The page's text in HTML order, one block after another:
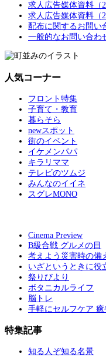
求人広告媒体資料（
求人広告媒体資料（
配布に関するお問い
一般的なお問い合わ
人気コーナー
フロント特集
子育て・教育
暮らそら
newスポット
街のイベント
イケメンパパ
キラリママ
テレビのツムジ
みんなのイイネ
スグレMONO
Cinema Preview
B級合戦 グルメの目
考えよう災害時の備
いざというときに役
祭りびより
ボタニカルライフ
脳トレ
手軽にセルフケア
特集記事
知る人ぞ知る名景